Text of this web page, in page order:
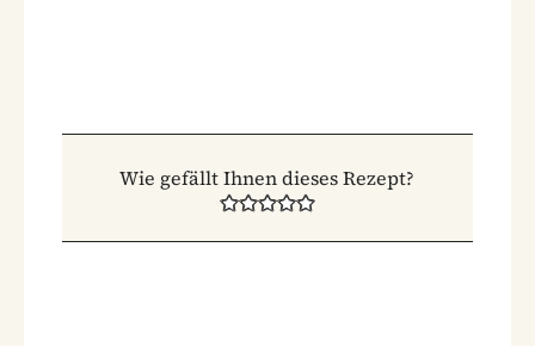
Wie gefällt Ihnen dieses Rezept?